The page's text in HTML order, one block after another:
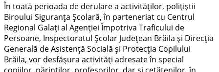
În toată perioada de derulare a activităților, polițiștii
Biroului Siguranța Școlară, în parteneriat cu Centrul
Regional Galați al Agenției Împotriva Traficului de
Persoane, Inspectoratul Școlar Județean Brăila și Direcția
Generală de Asistență Socială și Protecția Copilului
Brăila, vor desfășura activități adresate în special